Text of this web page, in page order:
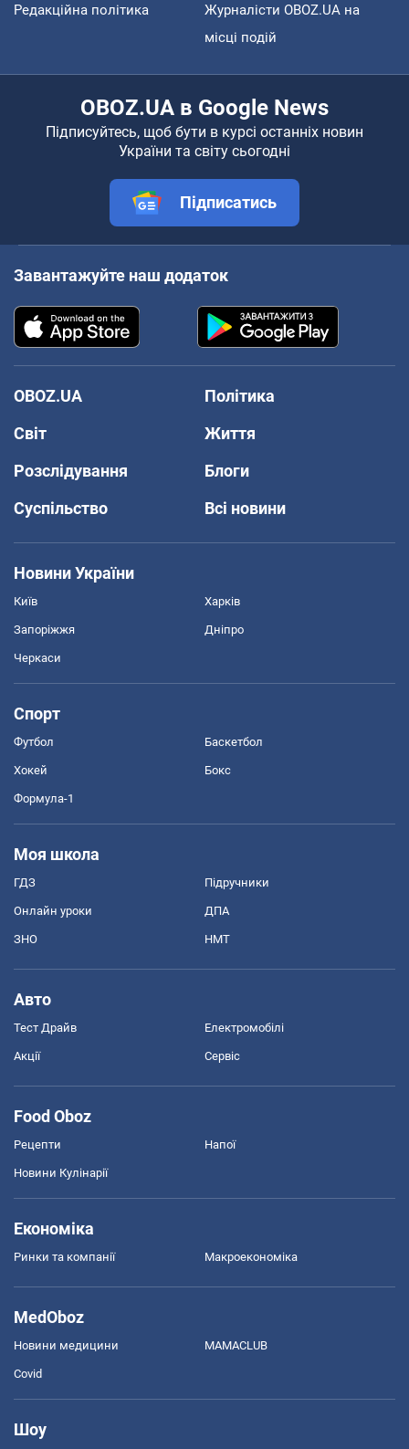
Редакційна політика
Журналісти OBOZ.UA на
місці подій
OBOZ.UA в Google News
Підписуйтесь, щоб бути в курсі останніх новин
України та світу сьогодні
Підписатись
Завантажуйте наш додаток
OBOZ.UA
Політика
Світ
Життя
Розслідування
Блоги
Суспільство
Всі новини
Новини України
Київ Харків
Запоріжжя Дніпро
Черкаси
Спорт
Футбол Баскетбол
Хокей Бокс
Формула-1
Моя школа
ГДЗ Підручники
Онлайн уроки ДПА
ЗНО НМТ
Авто
Тест Драйв Електромобілі
Акції Сервіс
Food Oboz
Рецепти Напої
Новини Кулінарії
Економіка
Ринки та компанії Макроекономіка
MedOboz
Новини медицини MAMACLUB
Covid
Шоу